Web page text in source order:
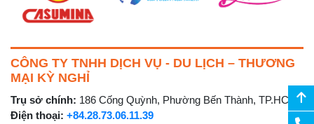
CÔNG TY TNHH DỊCH VỤ - DU LỊCH – THƯƠNG
MẠI KỲ NGHỈ
Trụ sở chính: 186 Cống Quỳnh, Phường Bến Thành, TP.HCM
Điện thoại: +84.28.73.06.11.39